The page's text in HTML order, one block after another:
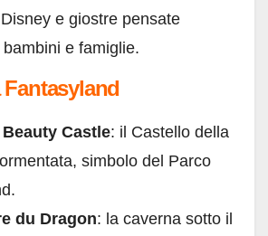
e giostre pensate
e famiglie.
Castle: il Castello della
simbolo del Parco
du Dragon: la caverna sotto il